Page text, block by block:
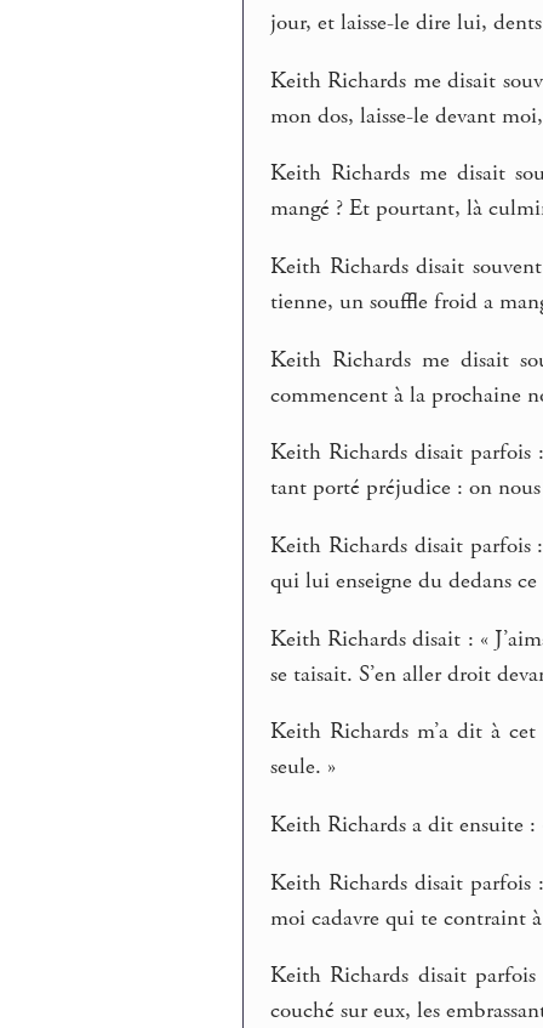
jour, et laisse-le dire lui,
Keith Richards me disait
mon dos, laisse-le devant
Keith Richards me disait
mangé ? Et pourtant, là
Keith Richards disait
tienne, un souffle froid a
Keith Richards me disait
commencent à la prochaine
Keith Richards disait parfois
tant porté préjudice : on
Keith Richards disait parfois
qui lui enseigne du dedans ce
Keith Richards disait : «
se taisait. S’en aller droit
Keith Richards m’a dit à
seule. »
Keith Richards a dit ensuite :
Keith Richards disait parfois
moi cadavre qui te contraint
Keith Richards disait
couché sur eux, les